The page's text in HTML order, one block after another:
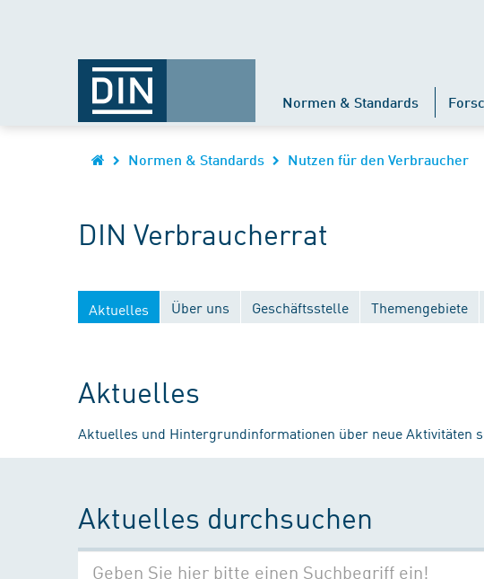
Normen & Standards
Normen & Standards Nutzen für den Verbraucher
DIN Verbraucherrat
Aktuelles Über uns Geschäftsstelle Themengebiete
Aktuelles
Aktuelles und Hintergrundinformationen über neue Aktivitäten
Aktuelles durchsuchen